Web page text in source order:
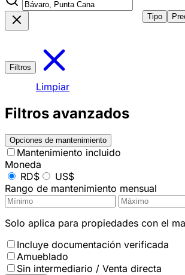
Tipo
Filtros
Limpiar
Filtros avanzados
Opciones de mantenimiento
Mantenimiento incluido
Moneda
RD$
US$
Rango de mantenimiento mensual
Solo aplica para propiedades con el
Incluye documentación verificada
Amueblado
Sin intermediario / Venta directa